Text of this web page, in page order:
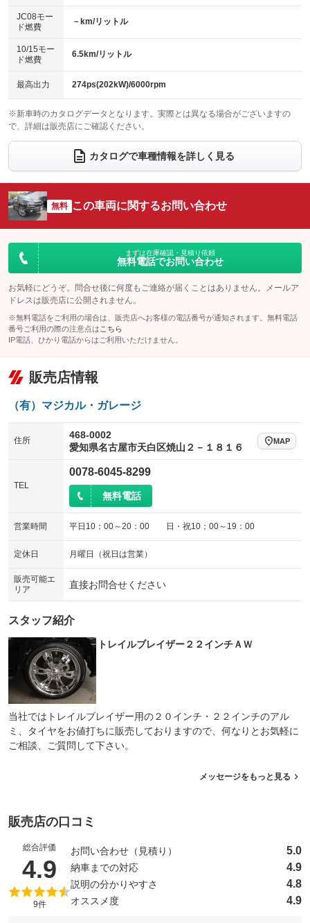
電動格納ミラー
：装備なし
ローダウン
：装備なし
ベンチシート
：装備なし
チップアップシート
：装備なし
電動格納サードシート
：装備なし シートヒーター
：装備あり
ウォークスルー
電動リアゲート フロントカメラ
：装備なし
シートエアコン
：装備なし 全周囲カメラ
：装備なし
サイドカメラ
：装備なし ルーフレール
：装備あり
エアサスペンション ヘッドライトウォッシャー
JC08モー
ド燃費
－km/リットル
10/15モー
ド燃費
6.5km/リットル
最高出力 274ps(202kW)/6000rpm
※新車時のカタログデータとなります。実際とは異なる場合がございますの
で、詳細は販売店にご確認ください。
カタログで車種情報を詳しく見る
無料 この車両に関するお問い合わせ
まずは在庫確認・見積り依頼
無料電話でお問い合わせ
お気軽にどうぞ。問合せ後に何度もご連絡が届くことはありません。メールア
ドレスは販売店に公開されません。
※無料電話をご利用の場合は、販売店へお客様の電話番号が通知されます。無料電話
番号ご利用の際の注意点は こちら
IP電話、ひかり電話からはご利用いただけません。
販売店情報
（有）マジカル・ガレージ
住所
468-0002
愛知県名古屋市天白区焼山２－１８１６
MAP
TEL
0078-6045-8299
無料電話
営業時間 平日10：00～20：00 日・祝10；00～19：00
定休日 月曜日（祝日は営業）
販売可能エ
リア
直接お問合せください
スタッフ紹介
トレイルブレイザー２２インチＡＷ
当社ではトレイルブレイザー用の２０インチ・２２インチのアル
ミ、タイヤをお値打ちに販売しておりますので、何なりとお気軽に
ご相談、ご質問して下さい。
メッセージをもっと見る
販売店の口コミ
総合評価
4.9 （5点満点中）
9件
お問い合わせ（見積り） 5.0
納車までの対応 4.9
説明の分かりやすさ 4.8
オススメ度 4.9